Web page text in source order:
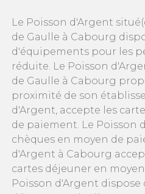
Le Poisson d'Argent
de Gaulle à Cabourg
d'équipements pour les
réduite. Le Poisson
de Gaulle à Cabourg
proximité de son
d'Argent, accepte les
de paiement. Le Poisson
chèques en moyen de
d'Argent à Cabourg
cartes déjeuner en
Poisson d'Argent